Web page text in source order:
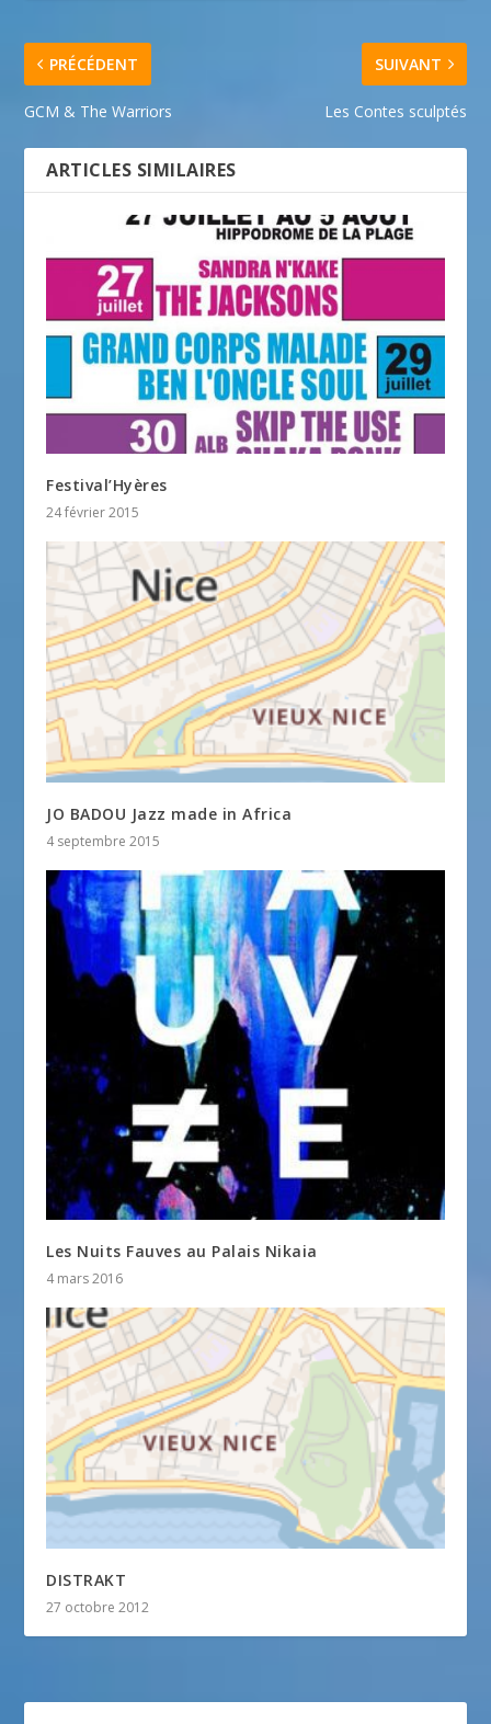
PRÉCÉDENT
GCM & The Warriors
SUIVANT
Les Contes sculptés
ARTICLES SIMILAIRES
Festival’Hyères
24 février 2015
JO BADOU Jazz made in Africa
4 septembre 2015
Les Nuits Fauves au Palais Nikaia
4 mars 2016
DISTRAKT
27 octobre 2012